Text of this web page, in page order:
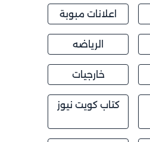
اعلانات مبوبة
الرياضه
خارجيات
كتاب كويت نيوز